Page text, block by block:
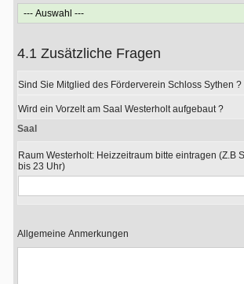
4.1 Zusätzliche Fragen
Sind Sie Mitglied des Förderverein Schloss Sythen ?
Wird ein Vorzelt am Saal Westerholt aufgebaut ?
Saal
Raum Westerholt: Heizzeitraum bitte eintragen (Z.B
bis 23 Uhr)
Allgemeine Anmerkungen